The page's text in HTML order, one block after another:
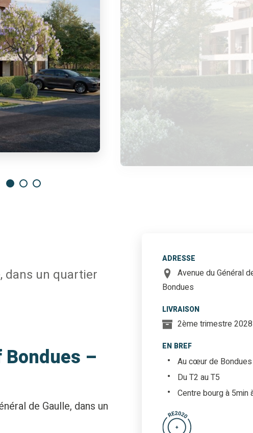
dans un quartier
–
de Gaulle, dans un
ADRESSE
Avenue du Général
Bondues
LIVRAISON
2ème trimestre 2028
EN BREF
Au cœur de Bondues
Du T2 au T5
Centre bourg à 5min